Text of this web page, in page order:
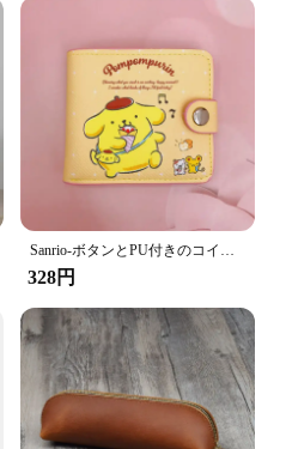
The trimmer's compact
and transport, making it a
grooming kit. The set is
through reliable
that you have
at competitive prices.
investing in a tool that will
come.
Sanrio-ボタンとPU付きのコイン財布,カードパッケージウォレット,ccitoroll my Allokromi,カジュアル,お金,ハローキティ,新品
328円